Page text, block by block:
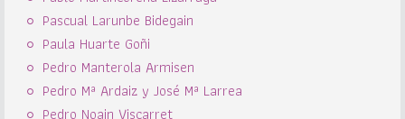
Pascual Larunbe Bidegain
Paula Huarte Goñi
Pedro Manterola Armisen
Pedro Mª Ardaiz y José Mª Larrea
Pedro Noain Viscarret